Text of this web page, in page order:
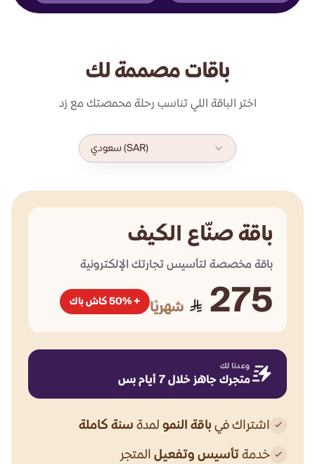
باقات مصممة لك
اختر الباقة اللي تناسب رحلة محمصتك مع زد
سعودي(SAR)
باقة صنّاع الكيف
باقة مخصصة لتأسيس تجارتك الإلكترونية
275 شهريًا + 50% كاش باك
وعدنا لك
متجرك جاهز خلال 7 أيام بس
اشتراك فيباقة النمولمدةسنة كاملة
خدمةتأسيس وتفعيلالمتجر